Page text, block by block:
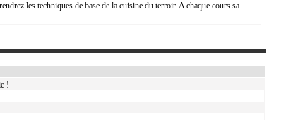
les techniques de base de la cuisine du terroir. A chaque cours sa
!